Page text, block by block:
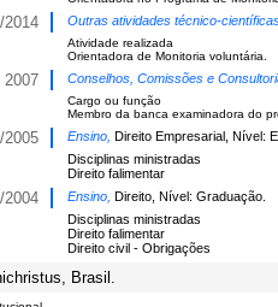
2014 Outras atividades técnico-
Atividade realizada
Orientadora de Monitoria voluntária.
2007 Conselhos, Comissões e
Cargo ou função
Membro da banca examinadora do
2005 Ensino, Direito Empresarial, Nível:
Disciplinas ministradas
Direito falimentar
2004 Ensino, Direito, Nível: Graduação.
Disciplinas ministradas
Direito falimentar
Direito civil - Obrigações
Brasil.